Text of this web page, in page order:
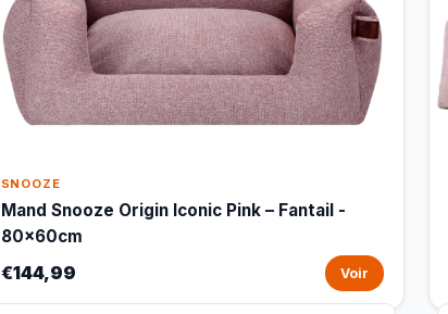
SNOOZE
Mand Snooze Origin Iconic Pink – Fantail -
80x60cm
€144,99 Voir